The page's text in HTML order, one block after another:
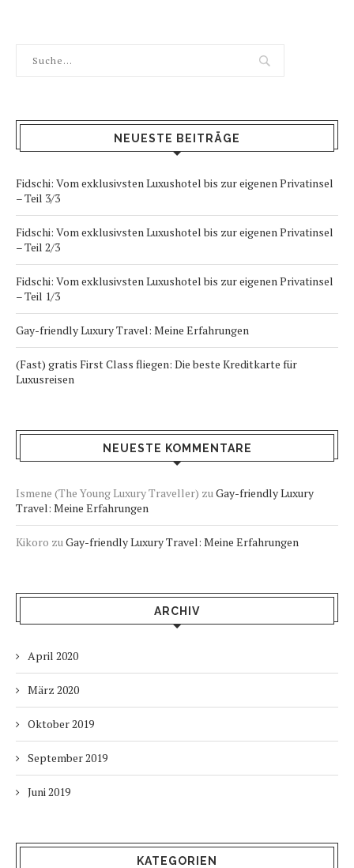
NEUESTE BEITRÄGE
Fidschi: Vom exklusivsten Luxushotel bis zur eigenen Privatinsel
– Teil 3/3
Fidschi: Vom exklusivsten Luxushotel bis zur eigenen Privatinsel
– Teil 2/3
Fidschi: Vom exklusivsten Luxushotel bis zur eigenen Privatinsel
– Teil 1/3
Gay-friendly Luxury Travel: Meine Erfahrungen
(Fast) gratis First Class fliegen: Die beste Kreditkarte für
Luxusreisen
NEUESTE KOMMENTARE
Ismene (The Young Luxury Traveller) zuGay-friendly Luxury
Travel: Meine Erfahrungen
Kikoro zuGay-friendly Luxury Travel: Meine Erfahrungen
ARCHIV
April 2020
März 2020
Oktober 2019
September 2019
Juni 2019
KATEGORIEN